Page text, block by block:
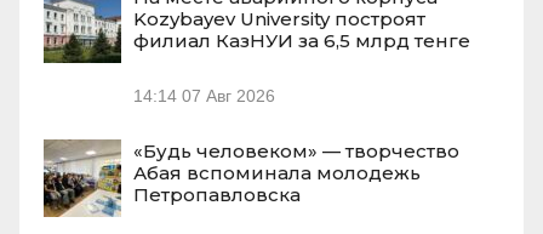
Kozybayev University построят
филиал КазНУИ за 6,5 млрд тенге
14:14 07 Авг 2026
«Будь человеком» — творчество
Абая вспоминала молодежь
Петропавловска